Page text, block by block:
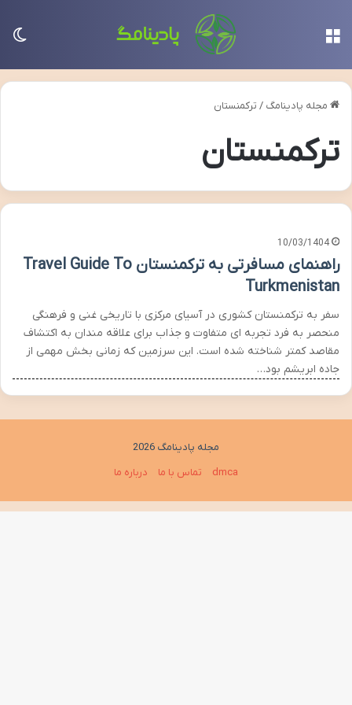
مجله پادینامگ / ترکمنستان
ترکمنستان
10/03/1404
راهنمای مسافرتی به ترکمنستان Travel Guide To
Turkmenistan
سفر به ترکمنستان کشوری در آسیای مرکزی با تاریخی غنی و فرهنگی
منحصر به فرد تجربه ای متفاوت و جذاب برای علاقه مندان به اکتشاف
مقاصد کمتر شناخته شده است. این سرزمین که زمانی بخش مهمی از
جاده ابریشم بود…
مجله پادینامگ 2026
dmca
تماس با ما درباره ما